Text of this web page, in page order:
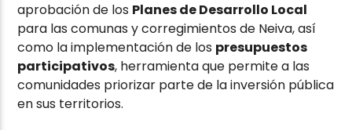
aprobación de los Planes de Desarrollo Local
para las comunas y corregimientos de Neiva, así
como la implementación de los presupuestos
participativos, herramienta que permite a las
comunidades priorizar parte de la inversión pública
en sus territorios.